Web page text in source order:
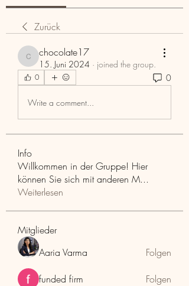
Zurück
chocolate17
chocolate17
15. Juni 2024 · joined the group.
0 0
Write a comment...
Info
Willkommen in der Gruppe! Hier
können Sie sich mit anderen M...
Weiterlesen
Mitglieder
Aaria Varma
Folgen
funded firm Folgen